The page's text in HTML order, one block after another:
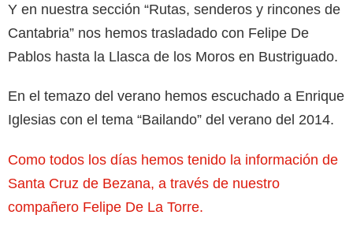
Y en nuestra sección “Rutas, senderos y rincones de
Cantabria” nos hemos trasladado con Felipe De
Pablos hasta la Llasca de los Moros en Bustriguado.
En el temazo del verano hemos escuchado a Enrique
Iglesias con el tema “Bailando” del verano del 2014.
Como todos los días hemos tenido la información de
Santa Cruz de Bezana, a través de nuestro
compañero Felipe De La Torre.